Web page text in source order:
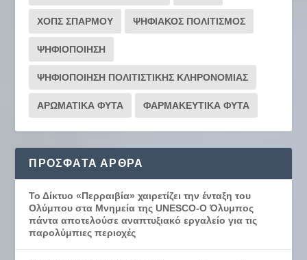
ΧΟΠΣ ΣΠΑΡΜΟΥ ΨΗΦΙΑΚΟΣ ΠΟΛΙΤΙΣΜΟΣ
ΨΗΦΙΟΠΟΙΗΣΗ
ΨΗΦΙΟΠΟΙΗΣΗ ΠΟΛΙΤΙΣΤΙΚΗΣ ΚΛΗΡΟΝΟΜΙΑΣ
ΑΡΩΜΑΤΙΚΑ ΦΥΤΑ ΦΑΡΜΑΚΕΥΤΙΚΑ ΦΥΤΑ
ΠΡΌΣΦΑΤΑ ΆΡΘΡΑ
Το Δίκτυο «Περραιβία» χαιρετίζει την ένταξη του
Ολύμπου στα Μνημεία της UNESCO-Ο Όλυμπος
πάντα αποτελούσε αναπτυξιακό εργαλείο για τις
παρολύμπιες περιοχές